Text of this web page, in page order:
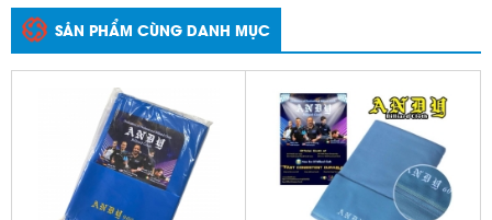
SẢN PHẨM CÙNG DANH MỤC